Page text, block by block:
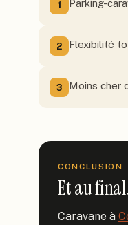
1 Parking-
2 Flexibilité
3 Moins cher
CONCLUSION
Et au
Caravane à